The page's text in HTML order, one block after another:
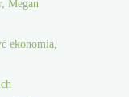
Megan
ekonomia,